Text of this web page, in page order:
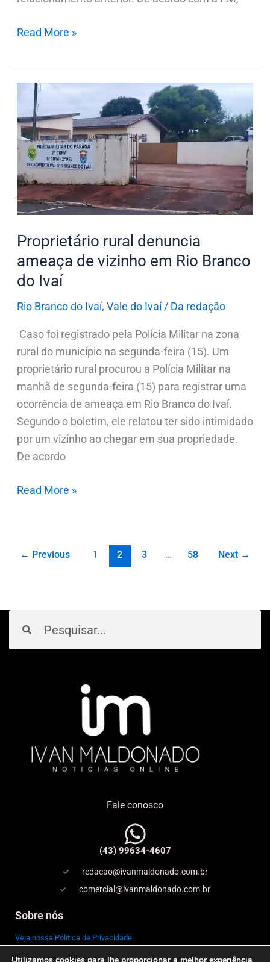
Read More »
Proprietário rural denuncia
ameaça de vizinho em Rio Branco
do Ivaí
Rio Branco do Ivaí, Vale do Ivaí/ Da redação
Caso foi registrado pela Polícia Militar na zona
rural do município na segunda-feira (15). Um
proprietário rural procurou a Polícia Militar na
manhã de segunda-feira (15) para registrar uma
ocorrência de ameaça em Rio Branco do Ivaí.
Segundo o boletim, ele relatou ter sido intimidado
por um vizinho ao chegar em sua propriedade.
De acordo
Proprietário
rural
denuncia
ameaça
de
vizinho
em
Rio
do
Ivaí
Read More »
← Previous 1 2 3 … 58 Next →
Fale conosco
(43) 99634-4607
redacao@ivanmaldonado.com.br
comercial@ivanmaldonado.com.br
Sobre nós
Veja nossa Política de Privacidade
Copyright